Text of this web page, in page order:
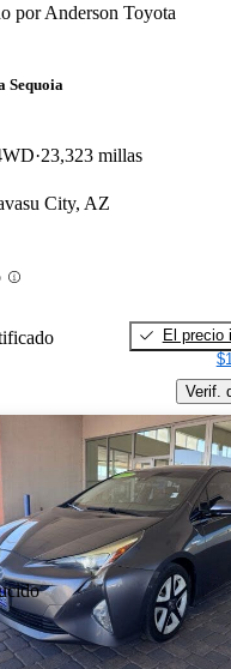
porAnderson Toyota
Sequoia
23,323 millas
City, AZ
El precio
Verif.